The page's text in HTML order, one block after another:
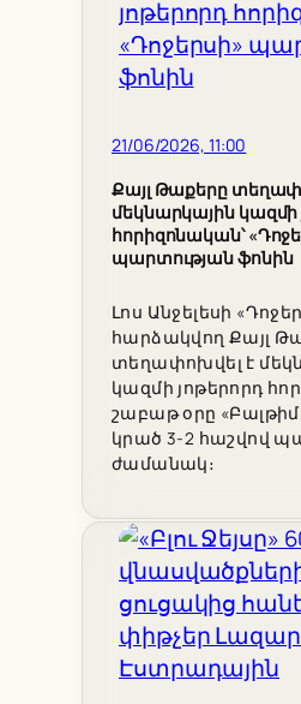
21/06/2026, 11:00
Քայլ Թաքերը
մեկնարկային կազմի
հորիզոնական՝
պարտության ֆոնին
Լոս Անջելեսի
հարձակվող Քայլ
տեղափոխվել է
կազմի յոթերորդ
շաբաթ օրը
կրած 3-2 հաշվով
ժամանակ։